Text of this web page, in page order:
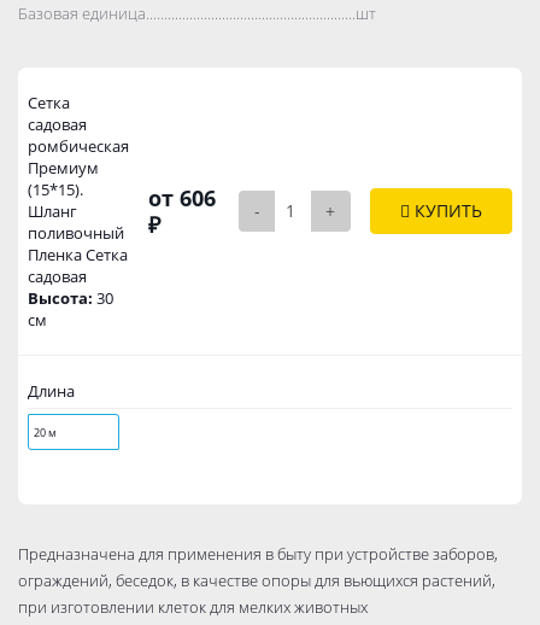
Базовая единица..................................................................................
шт
Сетка
садовая
ромбическая
Премиум
(15*15).
Шланг
поливочный
Пленка Сетка
садовая
Высота: 30
см
от 606
₽
- + КУПИТЬ
Длина
20 м
Предназначена для применения в быту при устройстве заборов,
ограждений, беседок, в качестве опоры для вьющихся растений,
при изготовлении клеток для мелких животных